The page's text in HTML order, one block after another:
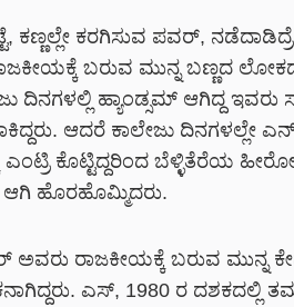
ಕಣ್ಣಲ್ಲೇ ಕರಗಿಸುವ ಪವರ್,
ಬರುವ ಮುನ್ನ ಬಣ್ಣದ
ದಿನಗಳಲ್ಲಿ ಹ್ಯಾಂಡ್ಸಮ್ ಆಗಿದ್ದ
ಆದರೆ ಕಾಲೇಜು
ಎಂಟ್ರಿ ಕೊಟ್ಟಿದ್ದರಿಂದ ಬೆಳ್ಳಿತೆರೆಯ
ಹೊರಹೊಮ್ಮಿದರು.
ಅವರು ರಾಜಕೀಯಕ್ಕೆ ಬರುವ ಮುನ್ನ
ಎಸ್, 1980 ರ ದಶಕದಲ್ಲಿ